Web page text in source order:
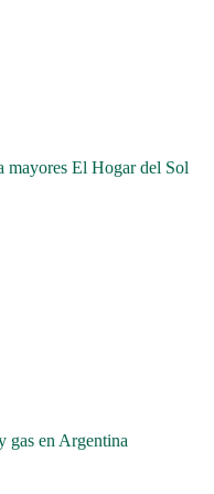
mayores El Hogar del Sol
gas en Argentina